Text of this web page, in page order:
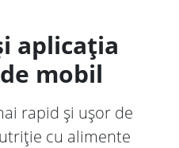
aplicația
mobil
rapid și ușor de
cu alimente